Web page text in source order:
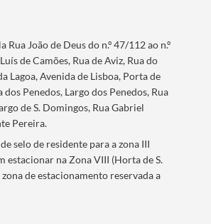
Rua João de Deus do n.º 47/112 ao n.º
de Camões, Rua de Aviz, Rua do
Lagoa, Avenida de Lisboa, Porta de
Penedos, Largo dos Penedos, Rua
de S. Domingos, Rua Gabriel
Pereira.
selo de residente para a zona III
estacionar na Zona VIII (Horta de S.
de estacionamento reservada a